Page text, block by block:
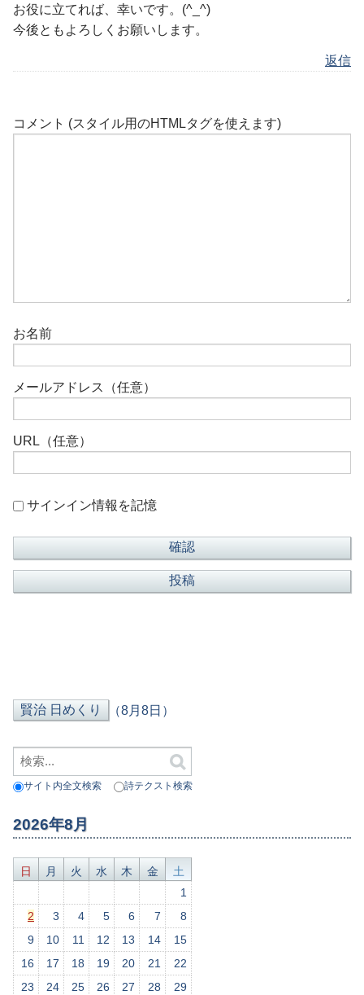
お役に立てれば、幸いです。(^_^)
今後ともよろしくお願いします。
返信
コメント (スタイル用のHTMLタグを使えます)
お名前
メールアドレス（任意）
URL（任意）
サインイン情報を記憶
（8月8日）
サイト内全文検索 詩テクスト検索
2026年8月
日 月 火 水 木 金
土
1
2
3 4 5 6 7
8
9
10 11 12 13 14
15
16
17 18 19 20 21
22
23
24 25 26 27 28
29